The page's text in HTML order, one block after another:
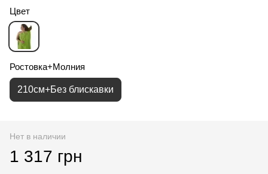
Цвет
Ростовка+Молния
210см+Без блискавки
Нет в наличии
1 317 грн